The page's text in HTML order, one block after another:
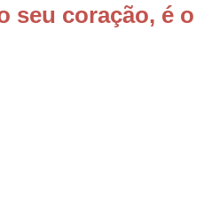
seu coração, é o